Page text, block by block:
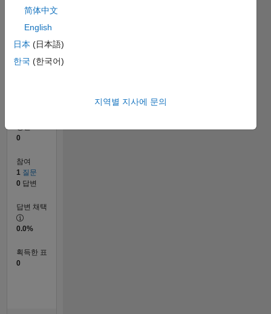
0
L
03/23
08/23
01/24
06/24
11/24
04/25
09/25
02/26
07/26
09/23
03/24
09/24
03/25
03/26
타임라인
0
참여
1 질문
0 답변
답변 채택
0.0%
획득한 표
0
简体中文
English
日本 (日本語)
한국 (한국어)
지역별 지사에 문의